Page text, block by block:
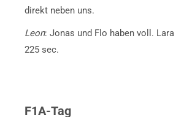
direkt neben uns.
Leon: Jonas und Flo haben voll.
225 sec.
F1A-Tag